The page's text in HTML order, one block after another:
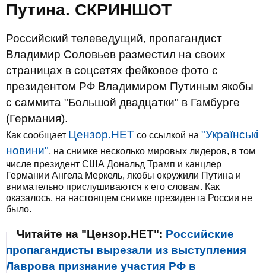
Путина. СКРИНШОТ
Российский телеведущий, пропагандист
Владимир Соловьев разместил на своих
страницах в соцсетях фейковое фото с
президентом РФ Владимиром Путиным якобы
с саммита "Большой двадцатки" в Гамбурге
(Германия).
Как сообщает Цензор.НЕТ со ссылкой на "Українські
новини", на снимке несколько мировых лидеров, в том
числе президент США Дональд Трамп и канцлер
Германии Ангела Меркель, якобы окружили Путина и
внимательно прислушиваются к его словам. Как
оказалось, на настоящем снимке президента России не
было.
Читайте на "Цензор.НЕТ": Российские
пропагандисты вырезали из выступления
Лаврова признание участия РФ в